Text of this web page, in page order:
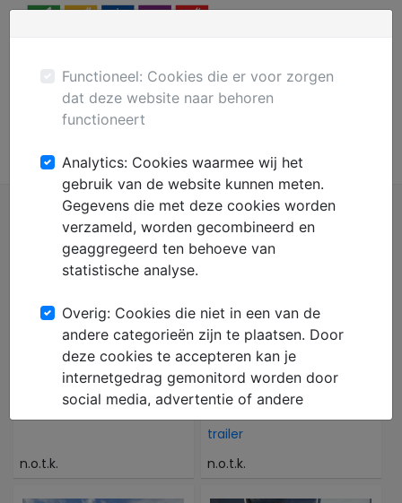
Plaats gratis advertentie
Mechanisatie
Wisselhaspel hose reel
n.o.t.k.
trailer
n.o.t.k.